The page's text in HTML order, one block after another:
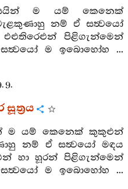
ම යම් කෙනෙක්
නම් ඒ සත්‍වයෝ
පිළිගැන්මෙන්
ම ඉබොහෝහ ...
9.
ම යම් කෙනෙක් කුකුළුන්
නම් ඒ සත්‍වයෝ මඳය
හා හූරන් පිළිගැන්මෙන්
ම ඉබොහෝහ ...